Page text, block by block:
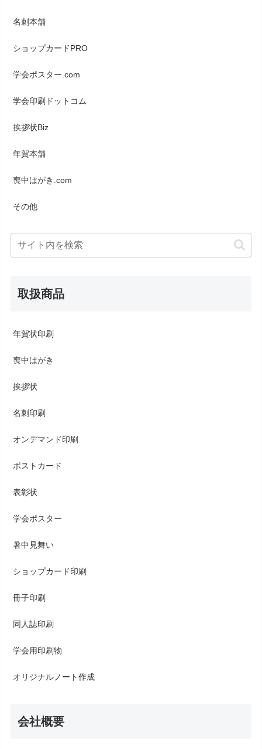
名刺本舗
ショップカードPRO
学会ポスター.com
学会印刷ドットコム
挨拶状Biz
年賀本舗
喪中はがき.com
その他
取扱商品
年賀状印刷
喪中はがき
挨拶状
名刺印刷
オンデマンド印刷
ポストカード
表彰状
学会ポスター
暑中見舞い
ショップカード印刷
冊子印刷
同人誌印刷
学会用印刷物
オリジナルノート作成
会社概要